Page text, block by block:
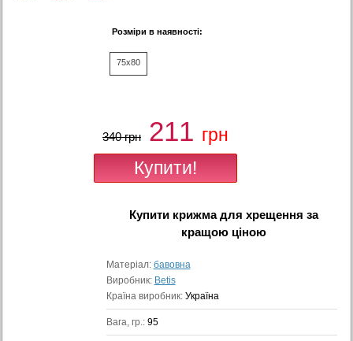
Розміри в наявності:
75x80
340 грн 211 грн
Купити крижма для хрещення за
кращою ціною
Матеріал: бавовна
Виробник: Betis
Країна виробник: Україна
Вага, гр.: 95